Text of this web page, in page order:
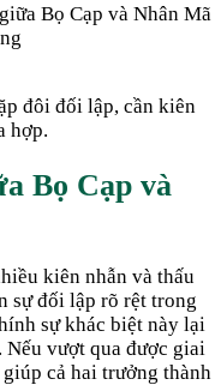
Bọ Cạp và Nhân Mã
đôi đối lập, cần kiên
hợp.
Bọ Cạp và
kiên nhẫn và thấu
sự đối lập rõ rệt trong
sự khác biệt này lại
Nếu vượt qua được giai
cả hai trưởng thành